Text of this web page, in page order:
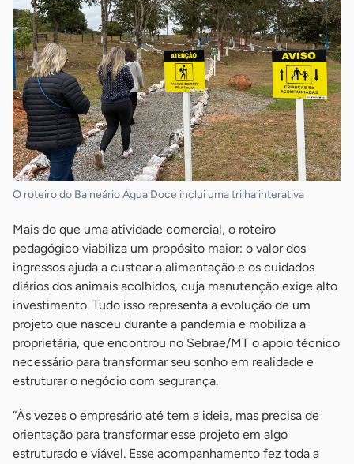
O roteiro do Balneário Água Doce inclui uma trilha interativa
Mais do que uma atividade comercial, o roteiro
pedagógico viabiliza um propósito maior: o valor dos
ingressos ajuda a custear a alimentação e os cuidados
diários dos animais acolhidos, cuja manutenção exige alto
investimento. Tudo isso representa a evolução de um
projeto que nasceu durante a pandemia e mobiliza a
proprietária, que encontrou no Sebrae/MT o apoio técnico
necessário para transformar seu sonho em realidade e
estruturar o negócio com segurança.
“Às vezes o empresário até tem a ideia, mas precisa de
orientação para transformar esse projeto em algo
estruturado e viável. Esse acompanhamento fez toda a